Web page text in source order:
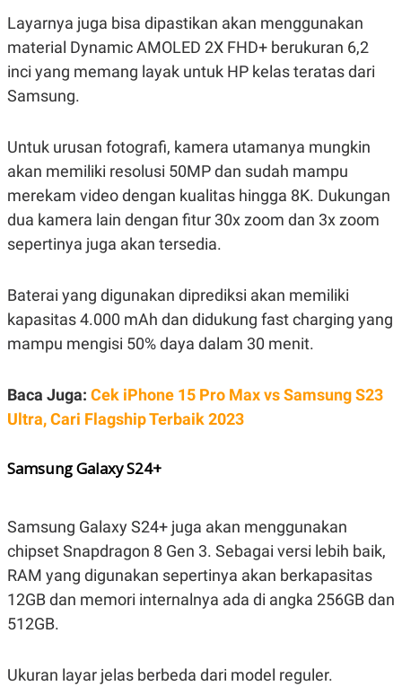
A
T
D
T
A
G
E
S
N
T
A
T
V
P
S
U
K
O
T
A
C
A
M
Y
P
R
S
E
E
E
.
L
A
N
G
A
N
A
E
K
I
N
E
J
A
E
T
Layarnya juga bisa dipastikan akan menggunakan
material Dynamic AMOLED 2X FHD+ berukuran 6,2
inci yang memang layak untuk HP kelas teratas dari
Samsung.
Untuk urusan fotografi, kamera utamanya mungkin
akan memiliki resolusi 50MP dan sudah mampu
merekam video dengan kualitas hingga 8K. Dukungan
dua kamera lain dengan fitur 30x zoom dan 3x zoom
sepertinya juga akan tersedia.
Baterai yang digunakan diprediksi akan memiliki
kapasitas 4.000 mAh dan didukung fast charging yang
mampu mengisi 50% daya dalam 30 menit.
Baca Juga: Cek iPhone 15 Pro Max vs Samsung S23
Ultra, Cari Flagship Terbaik 2023
Samsung Galaxy S24+
Samsung Galaxy S24+ juga akan menggunakan
chipset Snapdragon 8 Gen 3. Sebagai versi lebih baik,
RAM yang digunakan sepertinya akan berkapasitas
12GB dan memori internalnya ada di angka 256GB dan
512GB.
Ukuran layar jelas berbeda dari model reguler.